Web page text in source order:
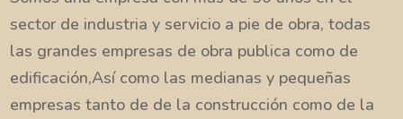
sector de industria y servicio a pie de obra, todas
las grandes empresas de obra publica como de
edificación,Así como las medianas y pequeñas
empresas tanto de de la construcción como de la